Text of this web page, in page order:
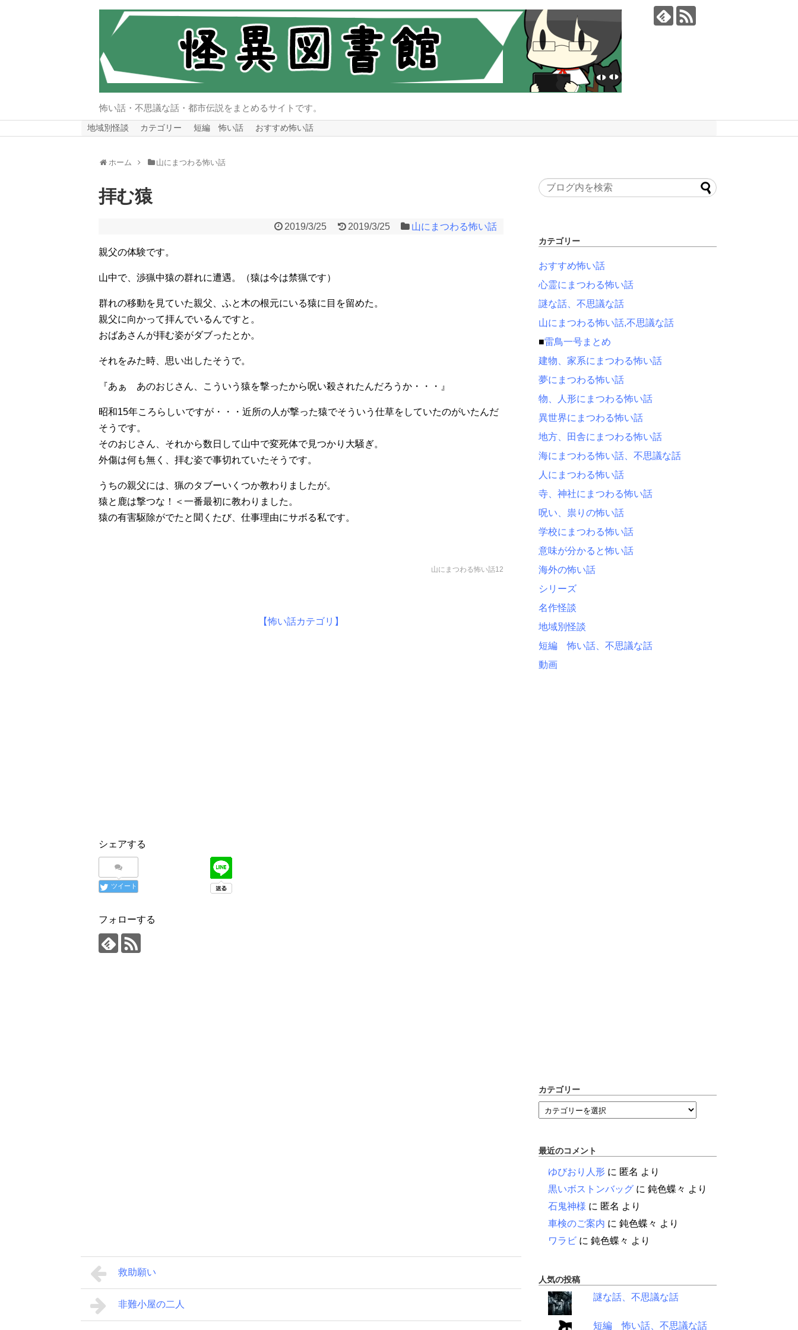
怖い話・不思議な話・都市伝説をまとめるサイトです。
地域別怪談 カテゴリー 短編 怖い話 おすすめ怖い話
ホーム 山にまつわる怖い話
拝む猿
2019/3/25 2019/3/25 山にまつわる怖い話
親父の体験です。
山中で、渉猟中猿の群れに遭遇。（猿は今は禁猟です）
群れの移動を見ていた親父、ふと木の根元にいる猿に目を留めた。
親父に向かって拝んでいるんですと。
おばあさんが拝む姿がダブったとか。
それをみた時、思い出したそうで。
『あぁ あのおじさん、こういう猿を撃ったから呪い殺されたんだろうか・・・』
昭和15年ころらしいですが・・・近所の人が撃った猿でそういう仕草をしていたのがいたんだ
そうです。
そのおじさん、それから数日して山中で変死体で見つかり大騒ぎ。
外傷は何も無く、拝む姿で事切れていたそうです。
うちの親父には、猟のタブーいくつか教わりましたが。
猿と鹿は撃つな！＜一番最初に教わりました。
猿の有害駆除がでたと聞くたび、仕事理由にサボる私です。
山にまつわる怖い話12
【怖い話カテゴリ】
シェアする
ツイート
フォローする
救助願い
非難小屋の二人
カテゴリー
おすすめ怖い話
心霊にまつわる怖い話
謎な話、不思議な話
山にまつわる怖い話,不思議な話
■雷鳥一号まとめ
建物、家系にまつわる怖い話
夢にまつわる怖い話
物、人形にまつわる怖い話
異世界にまつわる怖い話
地方、田舎にまつわる怖い話
海にまつわる怖い話、不思議な話
人にまつわる怖い話
寺、神社にまつわる怖い話
呪い、祟りの怖い話
学校にまつわる怖い話
意味が分かると怖い話
海外の怖い話
シリーズ
名作怪談
地域別怪談
短編 怖い話、不思議な話
動画
カテゴリー
最近のコメント
ゆびおり人形 に 匿名 より
黒いボストンバッグ に 鈍色蝶々 より
石鬼神様 に 匿名 より
車検のご案内 に 鈍色蝶々 より
ワラビ に 鈍色蝶々 より
人気の投稿
謎な話、不思議な話
短編 怖い話、不思議な話